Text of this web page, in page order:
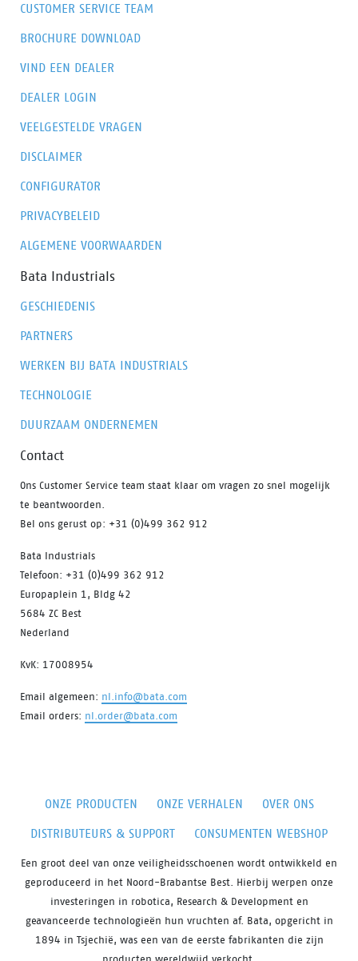
CUSTOMER SERVICE TEAM
BROCHURE DOWNLOAD
VIND EEN DEALER
DEALER LOGIN
VEELGESTELDE VRAGEN
DISCLAIMER
CONFIGURATOR
PRIVACYBELEID
ALGEMENE VOORWAARDEN
Bata Industrials
GESCHIEDENIS
PARTNERS
WERKEN BIJ BATA INDUSTRIALS
TECHNOLOGIE
DUURZAAM ONDERNEMEN
Contact
Ons Customer Service team staat klaar om vragen zo snel mogelijk
te beantwoorden.
Bel ons gerust op: +31 (0)499 362 912
Bata Industrials
Telefoon: +31 (0)499 362 912
Europaplein 1, Bldg 42
5684 ZC Best
Nederland
KvK: 17008954
Email algemeen: nl.info@bata.com
Email orders: nl.order@bata.com
ONZE PRODUCTEN ONZE VERHALEN
OVER ONS
DISTRIBUTEURS & SUPPORT
CONSUMENTEN WEBSHOP
Een groot deel van onze veiligheidsschoenen wordt ontwikkeld en
geproduceerd in het Noord-Brabantse Best. Hierbij werpen onze
investeringen in robotica, Research & Development en
geavanceerde technologieën hun vruchten af. Bata, opgericht in
1894 in Tsjechië, was een van de eerste fabrikanten die zijn